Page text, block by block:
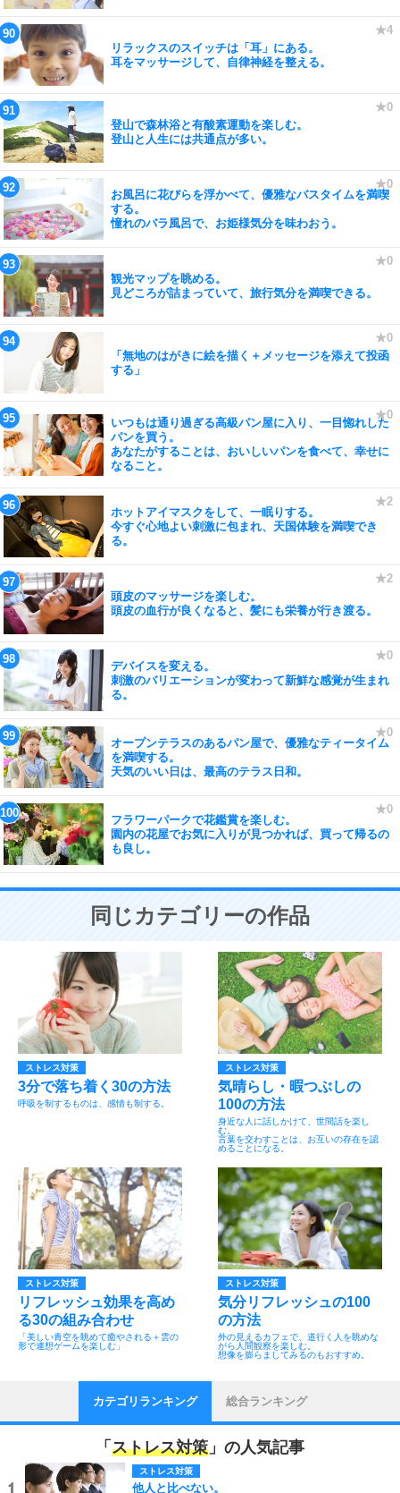
リラックスのスイッチは「耳」にある。
耳をマッサージして、自律神経を整える。
登山で森林浴と有酸素運動を楽しむ。
登山と人生には共通点が多い。
お風呂に花びらを浮かべて、優雅なバスタイムを満喫
する。
憧れのバラ風呂で、お姫様気分を味わおう。
観光マップを眺める。
見どころが詰まっていて、旅行気分を満喫できる。
「無地のはがきに絵を描く＋メッセージを添えて投函
する」
いつもは通り過ぎる高級パン屋に入り、一目惚れした
パンを買う。
あなたがすることは、おいしいパンを食べて、幸せに
なること。
ホットアイマスクをして、一眠りする。
今すぐ心地よい刺激に包まれ、天国体験を満喫でき
る。
頭皮のマッサージを楽しむ。
頭皮の血行が良くなると、髪にも栄養が行き渡る。
デバイスを変える。
刺激のバリエーションが変わって新鮮な感覚が生まれ
る。
オープンテラスのあるパン屋で、優雅なティータイム
を満喫する。
天気のいい日は、最高のテラス日和。
フラワーパークで花鑑賞を楽しむ。
園内の花屋でお気に入りが見つかれば、買って帰るの
も良し。
同じカテゴリーの作品
ストレス対策
3分で落ち着く30の方法
呼吸を制するものは、感情も制する。
ストレス対策
気晴らし・暇つぶしの
100の方法
身近な人に話しかけて、世間話を楽し
む。
言葉を交わすことは、お互いの存在を認
めることになる。
ストレス対策
リフレッシュ効果を高め
る30の組み合わせ
「美しい青空を眺めて癒やされる＋雲の
形で連想ゲームを楽しむ」
ストレス対策
気分リフレッシュの100
の方法
外の見えるカフェで、道行く人を眺めな
がら人間観察を楽しむ。
想像を膨らましてみるのもおすすめ。
カテゴリランキング 総合ランキング
「 ストレス対策 」の人気記事
ストレス対策
他人と比べない。